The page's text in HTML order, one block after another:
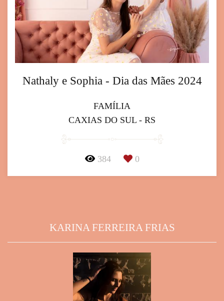
Nathaly e Sophia - Dia das Mães 2024
FAMÍLIA
CAXIAS DO SUL - RS
384 0
KARINA FERREIRA FRIAS